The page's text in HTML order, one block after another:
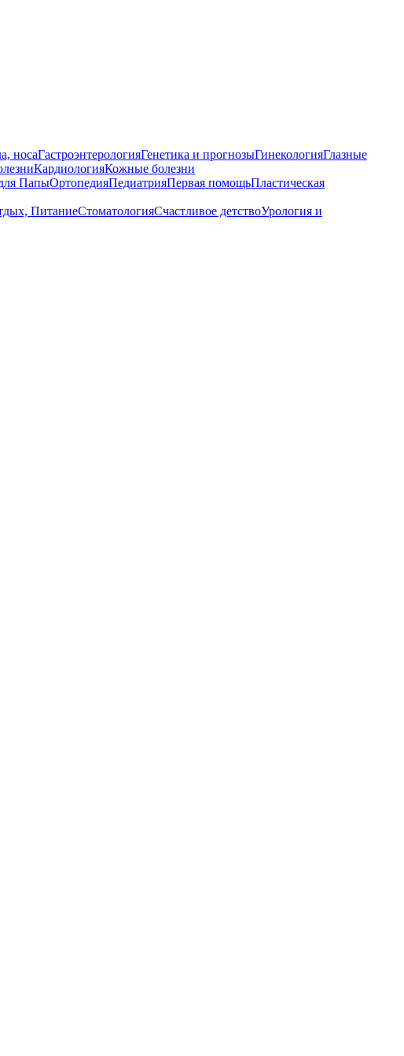
носаГастроэнтерологияГенетика и прогнозыГинекологияГлазные
КардиологияКожные болезни
ПапыОртопедияПедиатрияПервая помощьПластическая
ПитаниеСтоматологияСчастливое детствоУрология и